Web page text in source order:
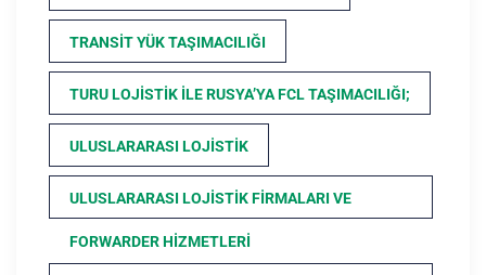
TRANSIT YÜK TAŞIMACILIĞI
TURU LOJISTIK ILE RUSYA’YA FCL TAŞIMACILIĞI;
ULUSLARARASI LOJISTIK
ULUSLARARASI LOJISTIK FIRMALARI VE
FORWARDER HIZMETLERI